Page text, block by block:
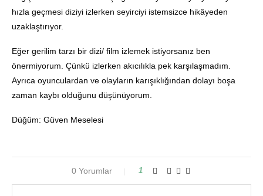
hızla geçmesi diziyi izlerken seyirciyi istemsizce hikâyeden
uzaklaştırıyor.
Eğer gerilim tarzı bir dizi/ film izlemek istiyorsanız ben
önermiyorum. Çünkü izlerken akıcılıkla pek karşılaşmadım.
Ayrıca oyunculardan ve olayların karışıklığından dolayı boşa
zaman kaybı olduğunu düşünüyorum.
Düğüm: Güven Meselesi
0 Yorumlar 1